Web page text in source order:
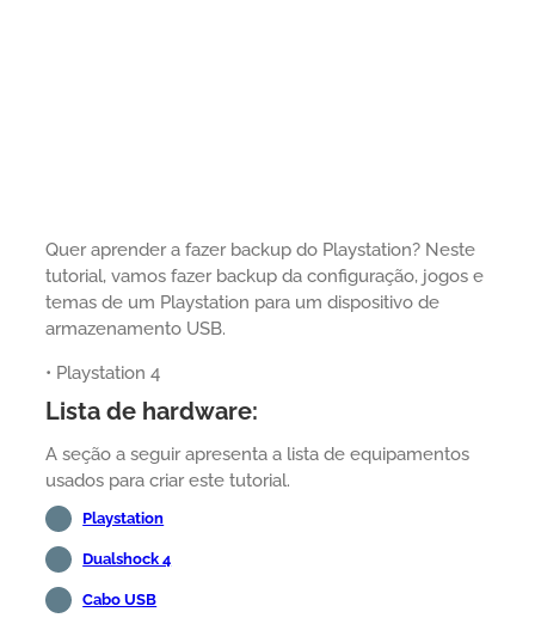
Quer aprender a fazer backup do Playstation? Neste
tutorial, vamos fazer backup da configuração, jogos e
temas de um Playstation para um dispositivo de
armazenamento USB.
• Playstation 4
Lista de hardware:
A seção a seguir apresenta a lista de equipamentos
usados para criar este tutorial.
Playstation
Dualshock 4
Cabo USB